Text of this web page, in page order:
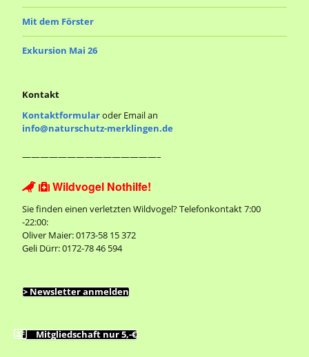
Mit dem Förster
Exkursion Mai 26
Kontakt
Kontaktformularoder Email an
info@naturschutz-merklingen.de
———————————————–
  Wildvogel Nothilfe!
Sie finden einen verletzten Wildvogel? Telefonkontakt 7:00
-22:00:
Oliver Maier: 0173-58 15 372
Geli Dürr: 0172-78 46 594
> Newsletter anmelden
Mitgliedschaft nur 5,-€